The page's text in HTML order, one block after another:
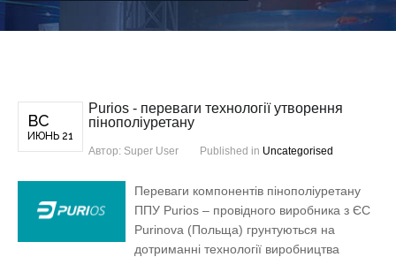
ВС
ИЮНЬ 21
Purios - переваги технології утворення
пінополіуретану
Автор: Super User Published in Uncategorised
Переваги компонентів пінополіуретану
ППУ Purios – провідного виробника з ЄС
Purinova (Польща) грунтуються на
дотриманні технології виробництва